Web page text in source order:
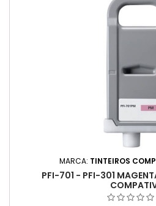
MARCA: TINTEIROS
PFI-701 - PFI-301